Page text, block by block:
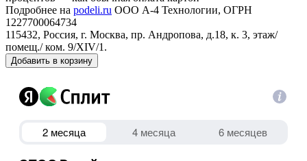
Подробнее на podeli.ru ООО А-4 Технологии, ОГРН
1227700064734
115432, Россия, г. Москва, пр. Андропова, д.18, к. 3, этаж/
помещ./ ком. 9/XIV/1.
Добавить в корзину